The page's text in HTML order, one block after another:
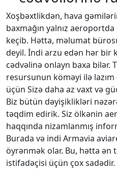
Xoşbəxtlikdən, hava
baxmağın yalnız
keçib. Hətta, məlumat
deyil. İndi arzu edən hər bir
cədvəlinə onlayn baxa bilər.
resursunun köməyi ilə
üçün Sizə daha az vaxt və
Biz bütün dəyişiklikləri
təqdim edirik. Siz ölkənin
haqqında nizamlanmış
Burada və indi Armavia
öyrənmək olar. Bu, hətta ən
istifadəçisi üçün çox sadədir.